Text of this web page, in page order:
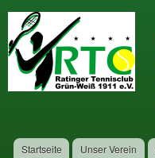
Startseite Unser Verein